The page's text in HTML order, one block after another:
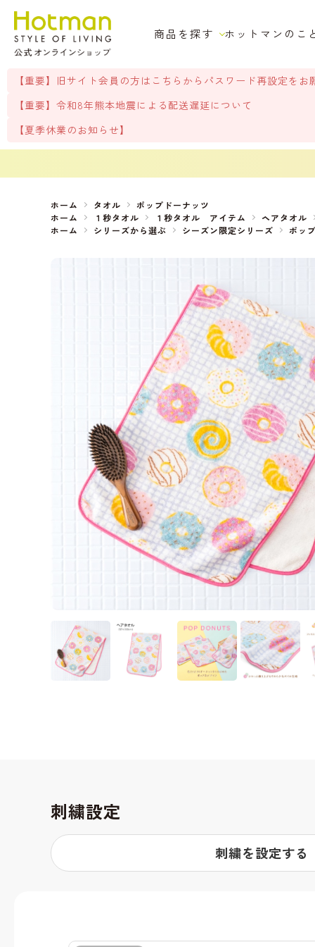
商品を探す ホットマンのこ
【重要】旧サイト会員の方はこちらからパスワード再設定をお
【重要】令和8年熊本地震による配送遅延について
【夏季休業のお知らせ】
ホーム タオル
ポップドーナッツ
ホーム
１秒タオル １秒タオル アイテム ヘアタオル
ホーム
シリーズから選ぶ シーズン限定シリーズ ポッ
刺繍設定
刺繍を設定する